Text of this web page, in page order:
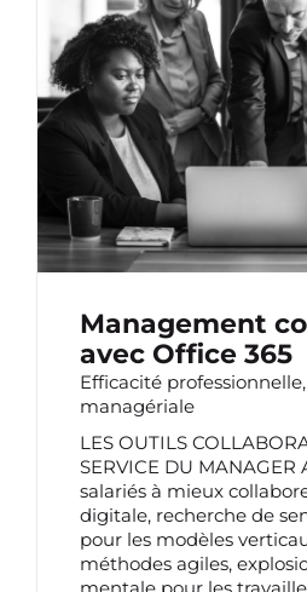
MANAGEMENT
OFFICE
Management
avec Office 365
Efficacité professionnelle,
managériale
LES OUTILS
SERVICE DU MANAGER
salariés à mieux
digitale, recherche de
pour les modèles
méthodes agiles,